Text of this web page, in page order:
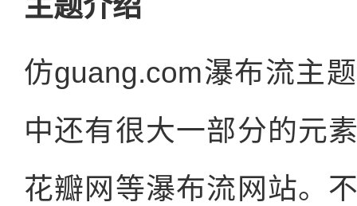
主题介绍
仿guang.com瀑布流主
中还有很大一部分的元
花瓣网等瀑布流网站。